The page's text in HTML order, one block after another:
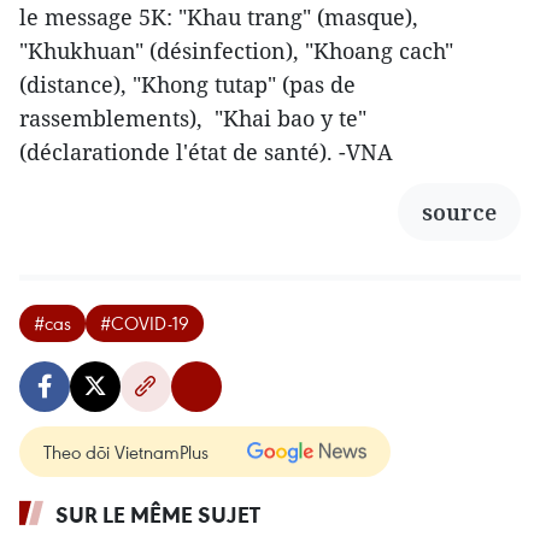
le message 5K: "Khau trang" (masque),
"Khukhuan" (désinfection), "Khoang cach"
(distance), "Khong tutap" (pas de
rassemblements), "Khai bao y te"
(déclarationde l'état de santé). -VNA
source
#cas #COVID-19
Theo dõi VietnamPlus
SUR LE MÊME SUJET